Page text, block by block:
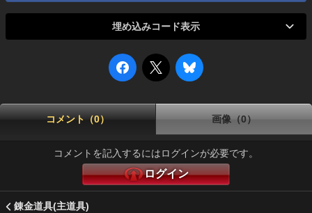
埋め込みコード表示
コメント（0） 画像（0）
コメントを記入するにはログインが必要です。
ログイン
錬金道具(主道具)